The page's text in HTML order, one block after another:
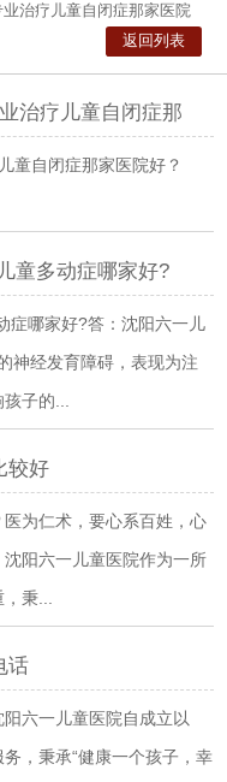
治疗儿童自闭症那家医院
返回列表
治疗儿童自闭症那
童自闭症那家医院好？
童多动症哪家好?
症哪家好?答：沈阳六一儿
神经发育障碍，表现为注
子的...
较好
为仁术，要心系百姓，心
阳六一儿童医院作为一所
秉...
话
六一儿童医院自成立以
，秉承“健康一个孩子，幸